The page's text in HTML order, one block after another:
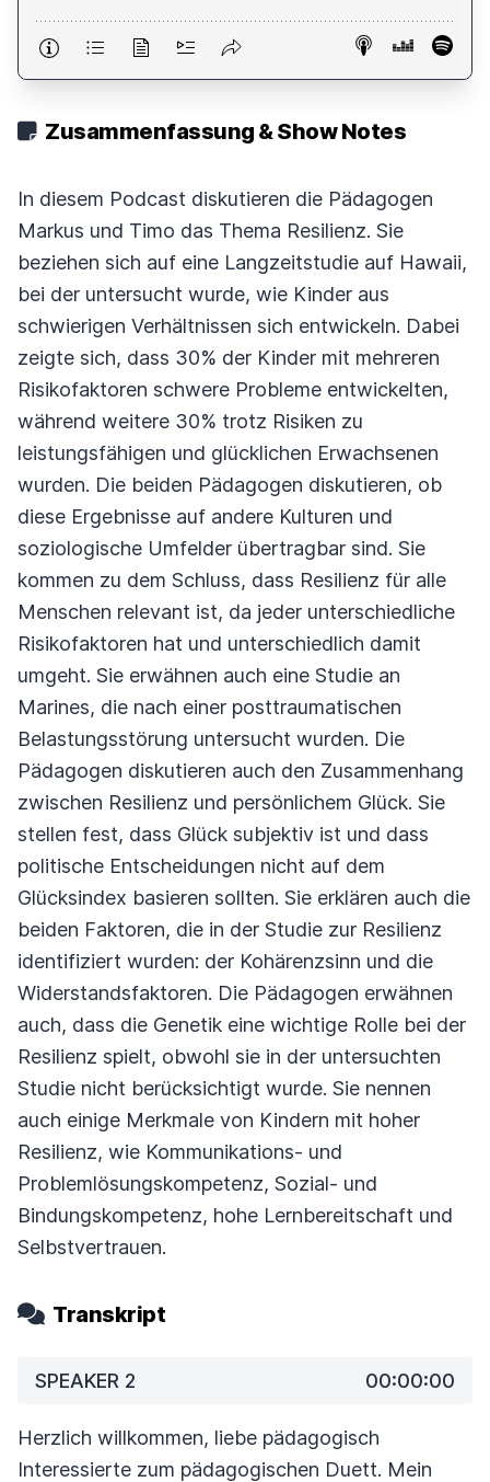
Zusammenfassung & Show Notes
In diesem Podcast diskutieren die Pädagogen
Markus und Timo das Thema Resilienz. Sie
beziehen sich auf eine Langzeitstudie auf Hawaii,
bei der untersucht wurde, wie Kinder aus
schwierigen Verhältnissen sich entwickeln. Dabei
zeigte sich, dass 30% der Kinder mit mehreren
Risikofaktoren schwere Probleme entwickelten,
während weitere 30% trotz Risiken zu
leistungsfähigen und glücklichen Erwachsenen
wurden. Die beiden Pädagogen diskutieren, ob
diese Ergebnisse auf andere Kulturen und
soziologische Umfelder übertragbar sind. Sie
kommen zu dem Schluss, dass Resilienz für alle
Menschen relevant ist, da jeder unterschiedliche
Risikofaktoren hat und unterschiedlich damit
umgeht. Sie erwähnen auch eine Studie an
Marines, die nach einer posttraumatischen
Belastungsstörung untersucht wurden. Die
Pädagogen diskutieren auch den Zusammenhang
zwischen Resilienz und persönlichem Glück. Sie
stellen fest, dass Glück subjektiv ist und dass
politische Entscheidungen nicht auf dem
Glücksindex basieren sollten. Sie erklären auch die
beiden Faktoren, die in der Studie zur Resilienz
identifiziert wurden: der Kohärenzsinn und die
Widerstandsfaktoren. Die Pädagogen erwähnen
auch, dass die Genetik eine wichtige Rolle bei der
Resilienz spielt, obwohl sie in der untersuchten
Studie nicht berücksichtigt wurde. Sie nennen
auch einige Merkmale von Kindern mit hoher
Resilienz, wie Kommunikations- und
Problemlösungskompetenz, Sozial- und
Bindungskompetenz, hohe Lernbereitschaft und
Selbstvertrauen.
Transkript
SPEAKER 2 00:00:00
Herzlich willkommen, liebe pädagogisch
Interessierte zum pädagogischen Duett. Mein